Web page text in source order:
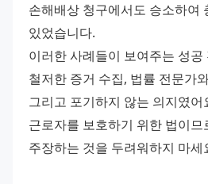
손해배상 청구에서도 승소하여
있었습니다.
이러한 사례들이 보여주는 성공
철저한 증거 수집, 법률 전문가
그리고 포기하지 않는 의지였어
근로자를 보호하기 위한 법이므
주장하는 것을 두려워하지 마세